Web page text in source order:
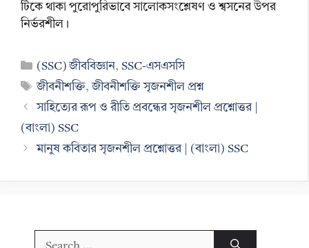
টিকে থাকা পুরোপুরিভাবে সালোকসংশ্লেষণ ও শ্বসনের উপর
নির্ভরশীল।
Categories
(SSC) জীববিজ্ঞান,SSC-এসএসসি
Tags
জীবনীশক্তি,জীবনীশক্তি সৃজনশীল প্রশ্ন
সাহিত্যের রূপ ও রীতি প্রবন্ধের সৃজনশীল প্রশ্নোত্তর |
(বাংলা) SSC
মানুষ কবিতার সৃজনশীল প্রশ্নোত্তর | (বাংলা) SSC